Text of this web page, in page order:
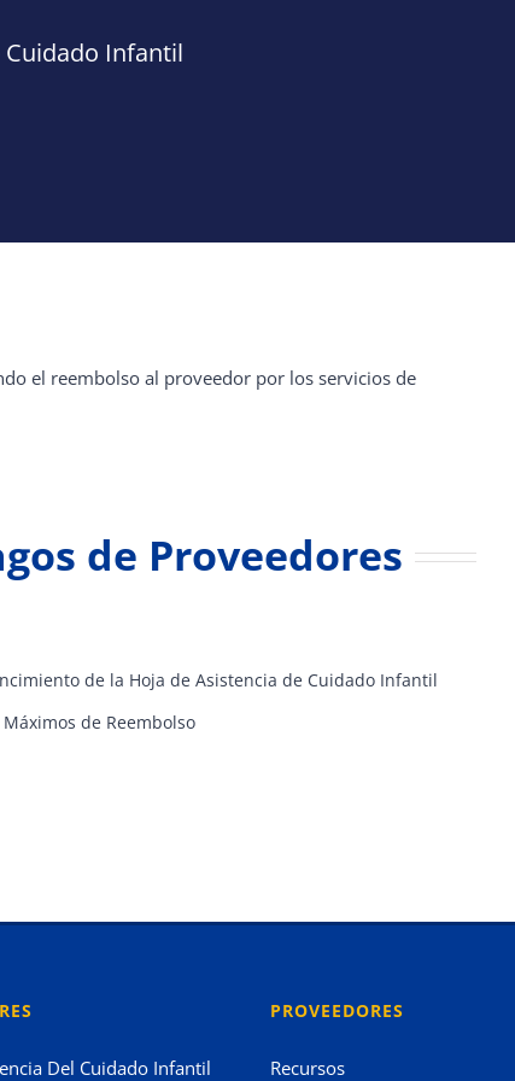
Cuidado Infantil
el reembolso al proveedor por los servicios de
de Proveedores
de la Hoja de Asistencia de Cuidado Infantil
de Reembolso
Del Cuidado Infantil
PROVEEDORES
Recursos